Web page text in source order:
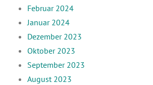
Februar 2024
Januar 2024
Dezember 2023
Oktober 2023
September 2023
August 2023